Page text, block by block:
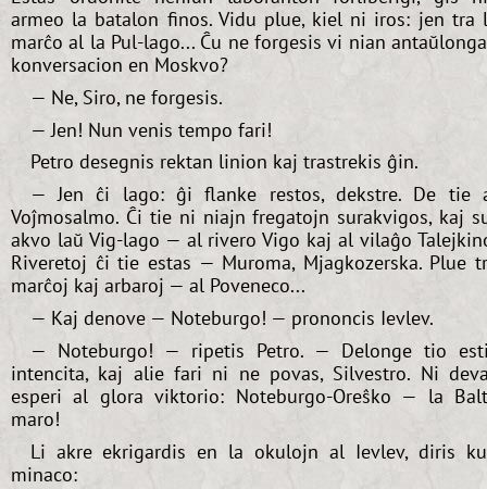
armeo la batalon finos. Vidu plue, kiel ni iros: jen tra
marĉo al la Pul-lago... Ĉu ne forgesis vi nian
konversacion en Moskvo?
— Ne, Siro, ne forgesis.
— Jen! Nun venis tempo fari!
Petro desegnis rektan linion kaj trastrekis ĝin.
— Jen ĉi lago: ĝi flanke restos, dekstre. De tie
Voĵmosalmo. Ĉi tie ni niajn fregatojn surakvigos, kaj
akvo laŭ Vig-lago — al rivero Vigo kaj al vilaĝo
Riveretoj ĉi tie estas — Muroma, Mjagkozerska. Plue
marĉoj kaj arbaroj — al Poveneco...
— Kaj denove — Noteburgo! — prononcis Ievlev.
— Noteburgo! — ripetis Petro. — Delonge tio
intencita, kaj alie fari ni ne povas, Silvestro. Ni
esperi al glora viktorio: Noteburgo-Oreŝko — la
maro!
Li akre ekrigardis en la okulojn al Ievlev, diris
minaco: